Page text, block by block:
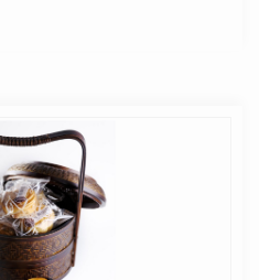
史悠久，承载着丰富的…